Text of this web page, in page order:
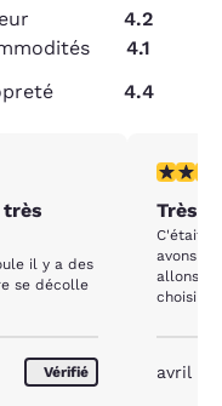
4.2
4.1
4.4
très
il y a des
se décolle
Vérifié
5
Très
C'était
avons
allons
choisir
avril